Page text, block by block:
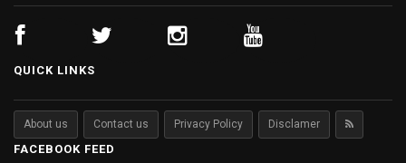
QUICK LINKS
About us Contact us Privacy Policy Disclamer
FACEBOOK FEED